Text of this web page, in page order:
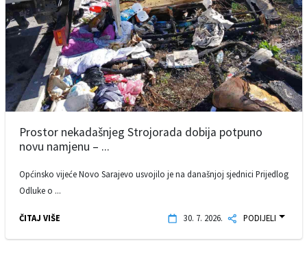
Prostor nekadašnjeg Strojorada dobija potpuno
novu namjenu – ...
Općinsko vijeće Novo Sarajevo usvojilo je na današnjoj sjednici Prijedlog
Odluke o ...
ČITAJ VIŠE 30. 7. 2026. PODIJELI